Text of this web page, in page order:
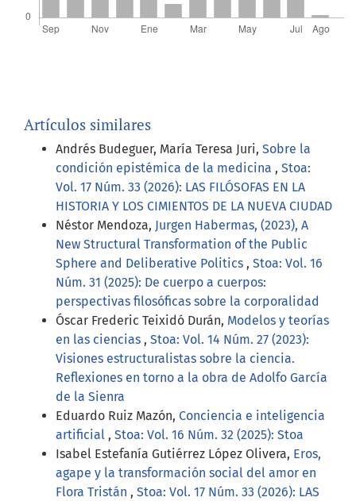
Artículos similares
Andrés Budeguer, María Teresa Juri, Sobre la
condición epistémica de la medicina , Stoa:
Vol. 17 Núm. 33 (2026): LAS FILÓSOFAS EN LA
HISTORIA Y LOS CIMIENTOS DE LA NUEVA CIUDAD
Néstor Mendoza, Jurgen Habermas, (2023), A
New Structural Transformation of the Public
Sphere and Deliberative Politics , Stoa: Vol. 16
Núm. 31 (2025): De cuerpo a cuerpos:
perspectivas filosóficas sobre la corporalidad
Óscar Frederic Teixidó Durán, Modelos y teorías
en las ciencias , Stoa: Vol. 14 Núm. 27 (2023):
Visiones estructuralistas sobre la ciencia.
Reflexiones en torno a la obra de Adolfo García
de la Sienra
Eduardo Ruiz Mazón, Conciencia e inteligencia
artificial , Stoa: Vol. 16 Núm. 32 (2025): Stoa
Isabel Estefanía Gutiérrez López Olivera, Eros,
agape y la transformación social del amor en
Flora Tristán , Stoa: Vol. 17 Núm. 33 (2026): LAS